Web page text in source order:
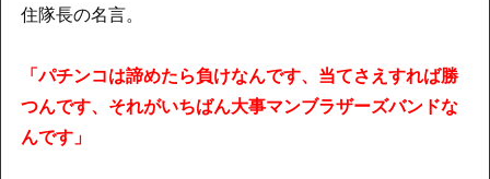
住隊長の名言。
「パチンコは諦めたら負けなんです、当てさえすれば勝
つんです、それがいちばん大事マンブラザーズバンドな
んです」